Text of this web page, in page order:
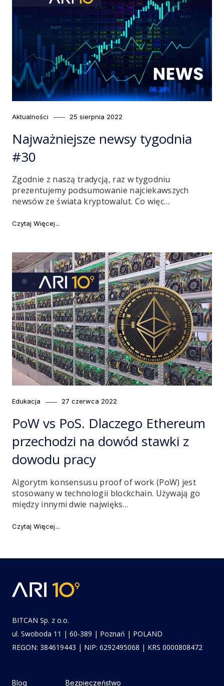
Category
Aktualności
Posted
25 sierpnia 2022
Najważniejsze newsy tygodnia
#30
Zgodnie z naszą tradycją, raz w tygodniu
prezentujemy podsumowanie najciekawszych
newsów ze świata kryptowalut. Co więc…
Czytaj Więcej
Category
Edukacja
Posted
27 czerwca 2022
PoW vs PoS. Dlaczego Ethereum
przechodzi na dowód stawki z
dowodu pracy
Algorytm konsensusu proof of work (PoW) jest
stosowany w technologii blockchain. Używają go
między innymi dwie najwięks…
Czytaj Więcej
BITCAN Sp. z o.o.
ul. Swoboda 11 | 60-389 | Poznań | POLAND
REGON: 384619443 | NIP: 6292495068 | KRS 0000808472
Blog Bezpieczeństwo